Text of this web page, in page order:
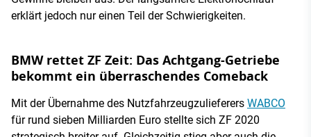
erklärt jedoch nur einen Teil der Schwierigkeiten.
BMW rettet ZF Zeit: Das Achtgang-Getriebe
bekommt ein überraschendes Comeback
Mit der Übernahme des Nutzfahrzeugzulieferers WABCO
für rund sieben Milliarden Euro stellte sich ZF 2020